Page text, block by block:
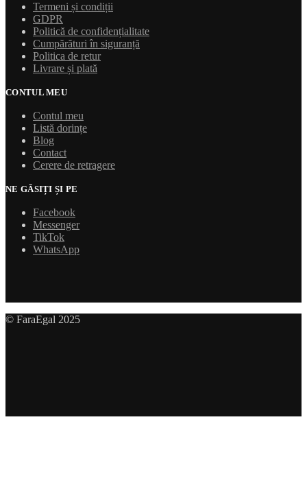
Termeni și condiții
GDPR
Politică de confidențialitate
Cumpărături în siguranță
Politica de retur
Livrare și plată
CONTUL MEU
Contul meu
Listă dorințe
Blog
Contact
Cerere de retragere
NE GĂSIȚI ȘI PE
Facebook
Messenger
TikTok
WhatsApp
© FaraEgal 2025